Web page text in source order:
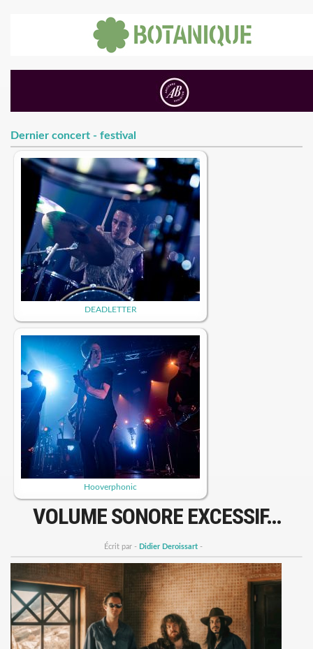
Dernier concert - festival
DEADLETTER
Hooverphonic
VOLUME SONORE EXCESSIF…
Écrit par - Didier Deroissart-